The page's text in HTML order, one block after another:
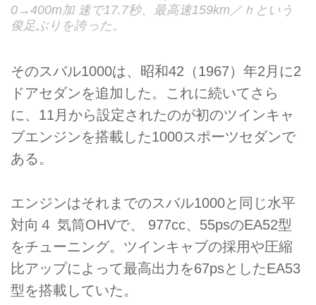
0→400m加 速で17.7秒、最高速159km／ｈという
俊足ぶりを誇った。
そのスバル1000は、昭和42（1967）年2月に2
ドアセダンを追加した。これに続いてさら
に、11月から設定されたのが初のツインキャ
ブエンジンを搭載した1000スポーツセダンで
ある。
エンジンはそれまでのスバル1000と同じ水平
対向４ 気筒OHVで、 977cc、55psのEA52型
をチューニング。ツインキャブの採用や圧縮
比アップによって最高出力を67psとしたEA53
型を搭載していた。